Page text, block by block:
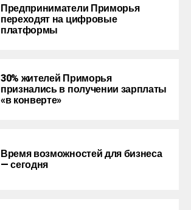
Предприниматели Приморья
переходят на цифровые
платформы
30% жителей Приморья
признались в получении зарплаты
«в конверте»
Время возможностей для бизнеса
— сегодня